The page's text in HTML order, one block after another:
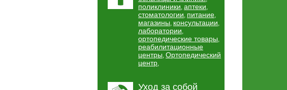
поликлиники, аптеки,
стоматологии, питание,
магазины, консультации,
лаборатории,
ортопедические товары,
реабилитационные
центры, Ортопедический
центр,
Уход за собой